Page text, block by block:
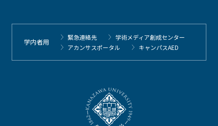
学内者用
緊急連絡先
学術メディア創成センター
アカンサスポータル
キャンパスAED